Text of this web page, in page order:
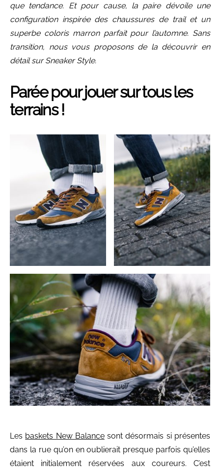
que tendance. Et pour cause, la paire dévoile une
configuration inspirée des chaussures de trail et un
superbe coloris marron parfait pour l’automne. Sans
transition, nous vous proposons de la découvrir en
détail sur Sneaker Style.
Parée pour jouer sur tous les
terrains !
Les baskets New Balancesont désormais si présentes
dans la rue qu’on en oublierait presque parfois qu’elles
étaient initialement réservées aux coureurs. C’est